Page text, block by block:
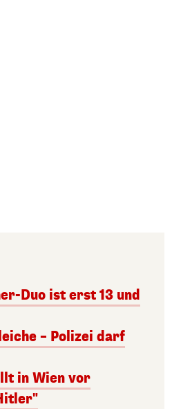
Duo ist erst 13 und
– Polizei darf
in Wien vor